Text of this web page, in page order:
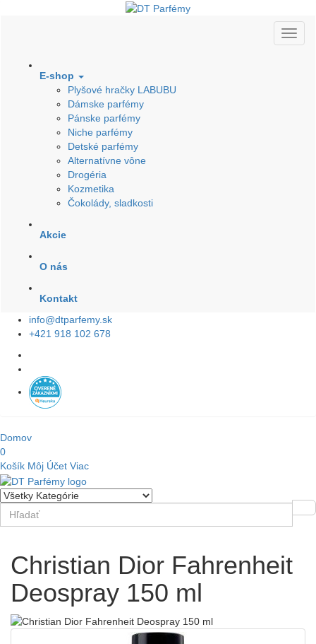
E-shop
Plyšové hračky LABUBU
Dámske parfémy
Pánske parfémy
Niche parfémy
Detské parfémy
Alternatívne vône
Drogéria
Kozmetika
Čokolády, sladkosti
Akcie
O nás
Kontakt
info@dtparfemy.sk
+421 918 102 678
Domov
0
Košík Môj Účet Viac
Christian Dior Fahrenheit
Deospray 150 ml